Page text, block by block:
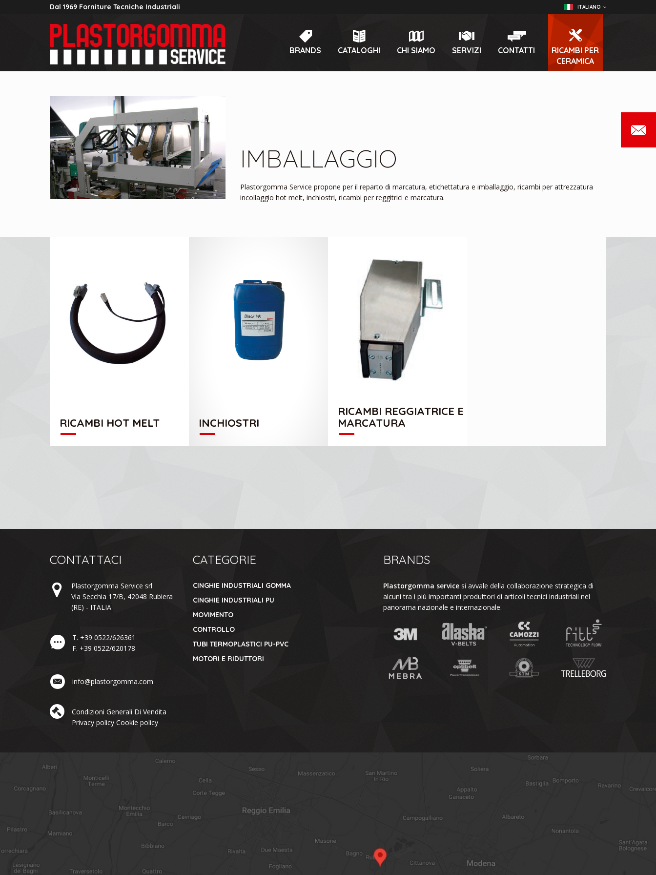
Dal 1969 Forniture Tecniche Industriali ITALIANO
BRANDS CATALOGHI CHI SIAMO SERVIZI CONTATTI
RICAMBI PER
CERAMICA
IMBALLAGGIO
Plastorgomma Service propone per il reparto di marcatura, etichettatura e imballaggio, ricambi per attrezzatura
incollaggio hot melt, inchiostri, ricambi per reggitrici e marcatura.
RICAMBI HOT MELT
CATALOGO RICAMBI HOT MELT
INCHIOSTRI
CATALOGO INCHIOSTRI
RICAMBI REGGIATRICE E
MARCATURA
CATALOGO RICAMBI REGGIATRICE
CONTATTACI
Plastorgomma Service srl
Via Secchia 17/B, 42048 Rubiera
(RE) - ITALIA
T. +39 0522/626361
F. +39 0522/620178
info@plastorgomma.com
Condizioni Generali Di Vendita
Privacy policy Cookie policy
CATEGORIE
CINGHIE INDUSTRIALI GOMMA
CINGHIE INDUSTRIALI PU
MOVIMENTO
CONTROLLO
TUBI TERMOPLASTICI PU-PVC
MOTORI E RIDUTTORI
BRANDS
Plastorgomma servicesi avvale della collaborazione strategica di
alcuni tra i più importanti produttori di articoli tecnici industriali nel
panorama nazionale e internazionale.